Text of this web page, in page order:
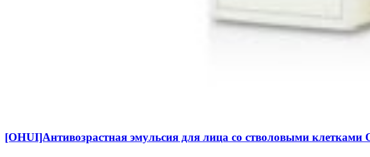
[OHUI]Антивозрастная эмульсия для лица со стволовыми